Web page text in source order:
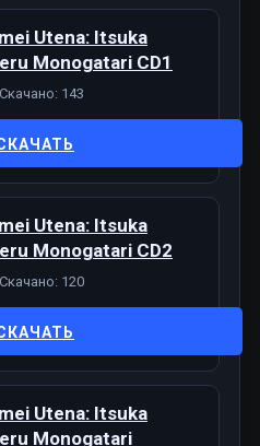
Utena: Itsuka
Monogatari CD1
Скачано: 143
Utena: Itsuka
Monogatari CD2
Скачано: 120
Utena: Itsuka
Monogatari